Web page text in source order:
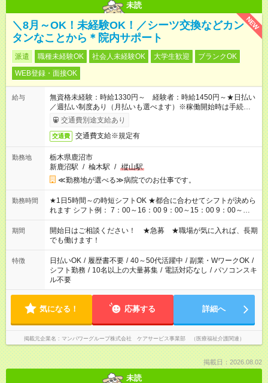
未読
NEW
＼8月～OK！未経験OK！／シーツ交換などカン
タンなことから＊院内サポート
派遣 職種未経験OK 社会人未経験OK 大学生歓迎
ブランクOK
WEB登録・面接OK
給与
無資格未経験：時給1330円～ 経験者：時給1450円～★日払い
／週払い制度あり（月払いも選べます）※稼働開始時は手続き完
了次第のお支払いとなります。
交通費別途支給あり
交通費 交通費支給※規定有
勤務地
栃木県鹿沼市
新鹿沼駅 / 楡木駅 / 樅山駅
≪勤務地が選べる≫病院でのお仕事です。
勤務時間
★1日5時間～の時短シフトOK ★都合に合わせてシフトが決めら
れます シフト例： 7：00～16：00 9：00～15：00 9：00～
18：00 11：00～20：00 など ※Wワークの場合、他のお仕事と
合わせ週40時間超の就業はご案内できません ※法令に基づき、
週20時間以上勤務は社会保険への加入対象となります ※労働者
派遣法（日雇い派遣の原則禁止）により、短時間・短期間の就
業はご案内が難しい場合があります
期間
開始日はご相談ください！ ★急募 ★職場が気に入れば、長期
でも働けます！
特徴 日払いOK / 履歴書不要 / 40～50代活躍中 / 副業・WワークOK /
シフト勤務 / 10名以上の大量募集 / 電話対応なし / パソコンスキ
ル不要
気になる！ 応募する 詳細へ
掲載元企業名 マンパワーグループ株式会社 ケアサービス事業部 （医療福祉介護関連）
掲載日：2026.08.02
未読